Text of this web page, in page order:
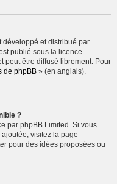
développé et distribué par
publié sous la licence
peut être diffusé librement. Pour
de phpBB » (en anglais).
?
par phpBB Limited. Si vous
ajoutée, visitez la page
pour des idées proposées ou